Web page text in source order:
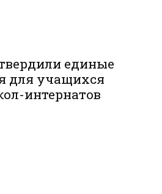
единые
для учащихся
интернатов